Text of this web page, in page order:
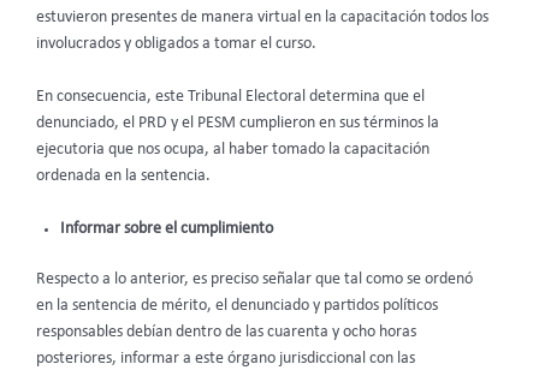
estuvieron presentes de manera virtual en la capacitación todos los
involucrados y obligados a tomar el curso.
En consecuencia, este Tribunal Electoral determina que el
denunciado, el PRD y el PESM cumplieron en sus términos la
ejecutoria que nos ocupa, al haber tomado la capacitación
ordenada en la sentencia.
Informar sobre el cumplimiento
Respecto a lo anterior, es preciso señalar que tal como se ordenó
en la sentencia de mérito, el denunciado y partidos políticos
responsables debían dentro de las cuarenta y ocho horas
posteriores, informar a este órgano jurisdiccional con las